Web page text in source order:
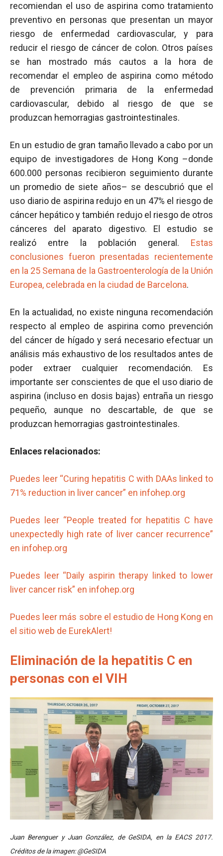
recomiendan el uso de aspirina como tratamiento
preventivo en personas que presentan un mayor
riesgo de enfermedad cardiovascular, y para
reducir el riesgo de cáncer de colon. Otros países
se han mostrado más cautos a la hora de
recomendar el empleo de aspirina como método
de prevención primaria de la enfermedad
cardiovascular, debido al riesgo de que se
produzcan hemorragias gastrointestinales.
En un estudio de gran tamaño llevado a cabo por un
equipo de investigadores de Hong Kong –donde
600.000 personas recibieron seguimiento durante
un promedio de siete años– se descubrió que el
uso diario de aspirina redujo en un 47% el riesgo de
cáncer hepático y también redujo el riesgo de otros
cánceres del aparato digestivo. El estudio se
realizó entre la población general. Estas
conclusiones fueron presentadas recientemente
en la 25 Semana de la Gastroenterología de la Unión
Europea, celebrada en la ciudad de Barcelona.
En la actualidad, no existe ninguna recomendación
respecto al empleo de aspirina como prevención
del cáncer de hígado y será necesario efectuar un
análisis más exhaustivo de los resultados antes de
poder extraer cualquier recomendación. Es
importante ser conscientes de que el uso diario de
aspirina (incluso en dosis bajas) entraña un riesgo
pequeño, aunque no descartable, de que se
produzcan hemorragias gastrointestinales.
Enlaces relacionados:
Puedes leer “Curing hepatitis C with DAAs linked to
71% reduction in liver cancer” en infohep.org
Puedes leer “People treated for hepatitis C have
unexpectedly high rate of liver cancer recurrence”
en infohep.org
Puedes leer “Daily aspirin therapy linked to lower
liver cancer risk” en infohep.org
Puedes leer más sobre el estudio de Hong Kong en
el sitio web de EurekAlert!
Eliminación de la hepatitis C en
personas con el VIH
Juan Berenguer y Juan González, de GeSIDA, en la EACS 2017.
Créditos de la imagen: @GeSIDA